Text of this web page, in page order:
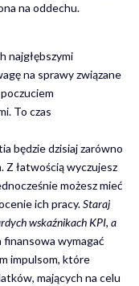
na oddechu.
najgłębszymi
na sprawy związane
To czas
będzie dzisiaj zarówno
Z łatwością wyczujesz
możesz mieć
ich pracy.Staraj
wskaźnikach KPI, a
finansowa wymagać
impulsom, które
mających na celu